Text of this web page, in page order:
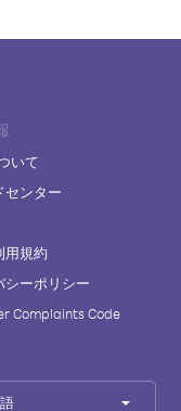
いて
センター
用規約
シーポリシー
Complaints Code